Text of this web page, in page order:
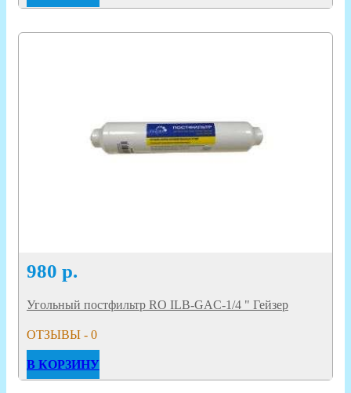
980 р.
Угольный постфильтр RO ILB-GAC-1/4 " Гейзер
ОТЗЫВЫ - 0
В КОРЗИНУ